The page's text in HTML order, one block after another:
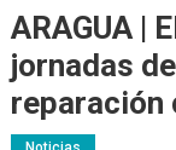
ARAGUA |
jornadas
reparación